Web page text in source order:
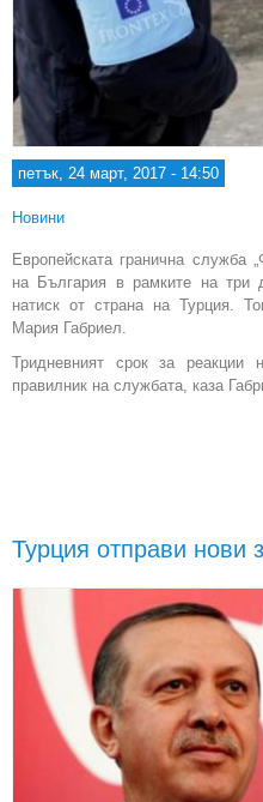
петък, 24 март, 2017 - 14:50
Новини
Европейската гранична служба
на България в рамките на три
натиск от страна на Турция.
Мария Габриел.
Тридневният срок за реакции
правилник на службата, каза
Турция отправи нови